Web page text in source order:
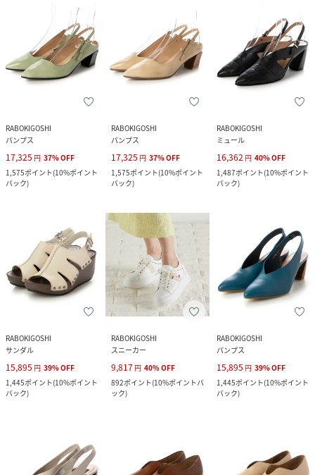
RABOKIGOSHI
パンプス
17,325 円 37%OFF
1,575ポイント(10%ポイント
バック)
RABOKIGOSHI
パンプス
17,325 円 37%OFF
1,575ポイント(10%ポイント
バック)
RABOKIGOSHI
ミュール
16,362 円 40%OFF
1,487ポイント(10%ポイント
バック)
RABOKIGOSHI
サンダル
15,895 円 39%OFF
1,445ポイント(10%ポイント
バック)
RABOKIGOSHI
スニーカー
9,817 円 40%OFF
892ポイント(10%ポイントバ
ック)
RABOKIGOSHI
パンプス
15,895 円 39%OFF
1,445ポイント(10%ポイント
バック)